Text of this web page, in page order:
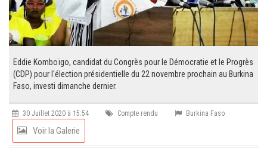
Eddie Komboïgo, candidat du Congrès pour le Démocratie et le Progrès
(CDP) pour l'élection présidentielle du 22 novembre prochain au Burkina
Faso, investi dimanche dernier.
30 Juillet 2020 à 15:54 Compte rendu Burkina Faso
Voir la Galerie